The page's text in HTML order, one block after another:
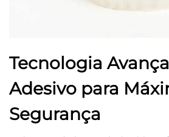
Tecnologia
Adesivo para
Segurança